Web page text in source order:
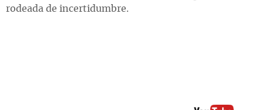
rodeada de incertidumbre.